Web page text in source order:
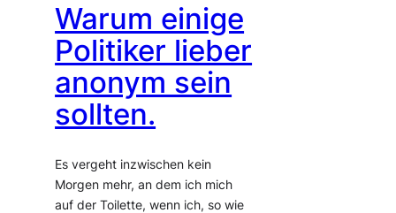
Warum einige
Politiker lieber
anonym sein
sollten.
Es vergeht inzwischen kein
Morgen mehr, an dem ich mich
auf der Toilette, wenn ich, so wie